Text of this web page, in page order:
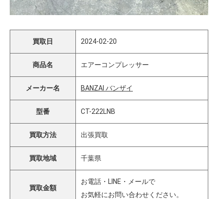
買取日 2024-02-20
商品名 エアーコンプレッサー
メーカー名 BANZAI バンザイ
型番 CT-222LNB
買取方法 出張買取
買取地域 千葉県
買取金額
お電話・LINE・メールで
お気軽にお問い合わせください。